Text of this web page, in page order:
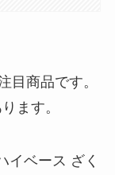
目商品です。
ます。
イベース ざく